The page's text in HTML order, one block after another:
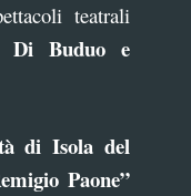
teatrali
Di Buduo e
di Isola del
Paone”